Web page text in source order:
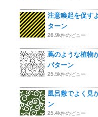
注意喚起を促す
ターン
26.9k件のビュー
蔦のような植物
パターン
25.5k件のビュー
風呂敷でよく見
ン
25.4k件のビュー